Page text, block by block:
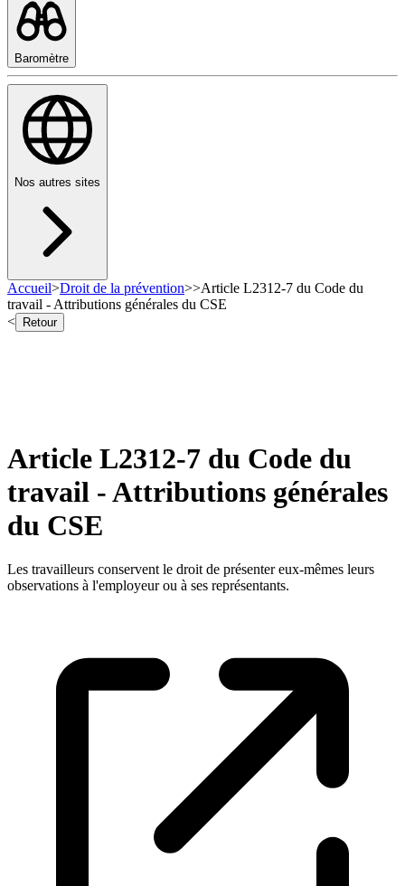
Baromètre
Nos autres sites
Accueil>Droit de la prévention>>Article L2312-7 du Code du
travail - Attributions générales du CSE
<
Retour
Article L2312-7 du Code du
travail - Attributions générales
du CSE
Les travailleurs conservent le droit de présenter eux-mêmes leurs
observations à l'employeur ou à ses représentants.